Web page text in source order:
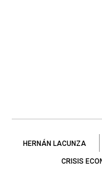
HERNÁN LACUNZA
CRISIS